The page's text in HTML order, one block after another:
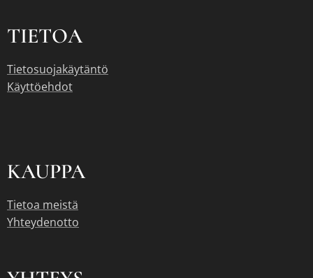
TIETOA
Tietosuojakäytäntö
Käyttöehdot
KAUPPA
Tietoa meistä
Yhteydenotto